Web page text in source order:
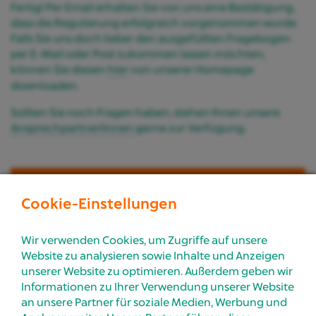
Fertig! Per Email erhalten Sie von uns eine Bestätigung,
dass die Regulierung erfolgreich vorgenommen wurde.
Falls Sie uns doch lieber den ausgefüllten Fragebogen
per E-Mail oder Post zukommen lassen möchten,
können Sie diesen hier von unserer Homepage
downloaden.
Sollten Sie noch Fragen haben, stehen Ihnen unsere
Ansprechpartner/innen gerne zur Verfügung.
Nach Oben
Cookie-Einstellungen
Wir verwenden Cookies, um Zugriffe auf unsere
Website zu analysieren sowie Inhalte und Anzeigen
unserer Website zu optimieren. Außerdem geben wir
Informationen zu Ihrer Verwendung unserer Website
an unsere Partner für soziale Medien, Werbung und